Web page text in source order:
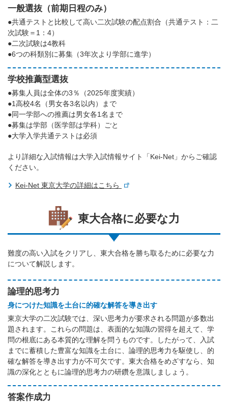
一般選抜（前期日程のみ）
●共通テストと比較して高い二次試験の配点割合（共通テスト：二
次試験＝1：4）
●二次試験は4教科
●6つの科類別に募集（3年次より学部に進学）
学校推薦型選抜
●募集人員は全体の3％（2025年度実績）
●1高校4名（男女各3名以内）まで
●同一学部への推薦は男女各1名まで
●募集は学部（医学部は学科）ごと
●大学入学共通テストは必須
より詳細な入試情報は大学入試情報サイト「Kei-Net」からご確認
ください。
Kei-Net 東京大学の詳細はこちら
東大合格に必要な力
難度の高い入試をクリアし、東大合格を勝ち取るために必要な力
について解説します。
論理的思考力
身につけた知識を土台に的確な解答を導き出す
東京大学の二次試験では、深い思考力が要求される問題が多数出
題されます。これらの問題は、表面的な知識の習得を超えて、学
問の根底にある本質的な理解を問うものです。したがって、入試
までに蓄積した豊富な知識を土台に、論理的思考力を駆使し、的
確な解答を導き出す力が不可欠です。東大合格をめざすなら、知
識の深化とともに論理的思考力の研鑽を意識しましょう。
答案作成力